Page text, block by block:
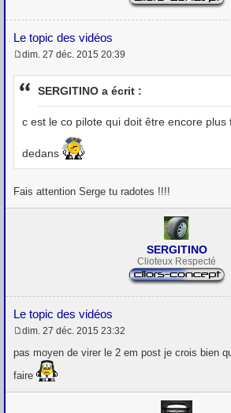
Le topic des vidéos
e
s
g
e
dim. 27 déc. 2015 20:39
SERGITINO a écrit :
c est le co pilote qui doit être encore plus
dedans
Fais attention Serge tu radotes !!!!
SERGITINO
Clioteux Respecté
Le topic des vidéos
e
s
g
dim. 27 déc. 2015 23:32
pas moyen de virer le 2 em post je crois bien
faire